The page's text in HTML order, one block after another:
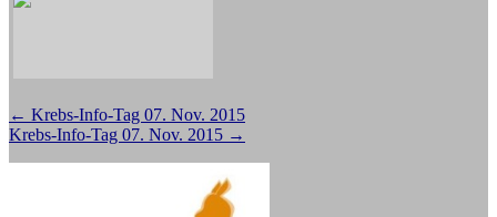
Beitragsnavigation
← Krebs-Info-Tag 07. Nov. 2015
Krebs-Info-Tag 07. Nov. 2015 →